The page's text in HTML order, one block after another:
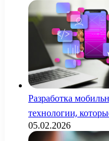
Разработка
технологии,
05.02.2026